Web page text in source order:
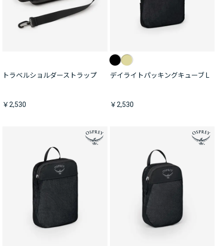
トラベルショルダーストラップ
￥2,530
デイライトパッキングキューブ L
￥2,530